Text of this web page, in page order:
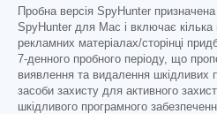
Пробна версія SpyHunter
SpyHunter для Mac і включає кілька
рекламних матеріалах/сторінці
7-денного пробного періоду, що
виявлення та видалення шкідливих
засоби захисту для активного
шкідливого програмного